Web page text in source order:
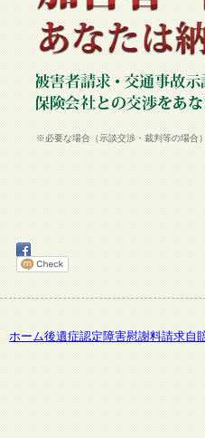
※必要な場合（示談交渉・裁判等の場合
ホーム後遺症認定障害慰謝料請求自